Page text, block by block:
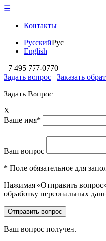
☰
Контакты
РусскийРус
English
+7 495 777-0770
Задать вопрос | Заказать
Задать Вопрос
X
Ваше имя*
Ваш вопрос
* Поле обязательное для
Нажимая «Отправить
обработку персональных
Ваш вопрос получен.